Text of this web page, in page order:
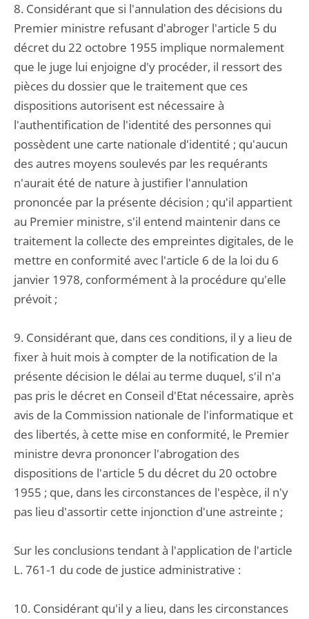
8. Considérant que si l'annulation des décisions du
Premier ministre refusant d'abroger l'article 5 du
décret du 22 octobre 1955 implique normalement
que le juge lui enjoigne d'y procéder, il ressort des
pièces du dossier que le traitement que ces
dispositions autorisent est nécessaire à
l'authentification de l'identité des personnes qui
possèdent une carte nationale d'identité ; qu'aucun
des autres moyens soulevés par les requérants
n'aurait été de nature à justifier l'annulation
prononcée par la présente décision ; qu'il appartient
au Premier ministre, s'il entend maintenir dans ce
traitement la collecte des empreintes digitales, de le
mettre en conformité avec l'article 6 de la loi du 6
janvier 1978, conformément à la procédure qu'elle
prévoit ;
9. Considérant que, dans ces conditions, il y a lieu de
fixer à huit mois à compter de la notification de la
présente décision le délai au terme duquel, s'il n'a
pas pris le décret en Conseil d'Etat nécessaire, après
avis de la Commission nationale de l'informatique et
des libertés, à cette mise en conformité, le Premier
ministre devra prononcer l'abrogation des
dispositions de l'article 5 du décret du 20 octobre
1955 ; que, dans les circonstances de l'espèce, il n'y
pas lieu d'assortir cette injonction d'une astreinte ;
Sur les conclusions tendant à l'application de l'article
L. 761-1 du code de justice administrative :
10. Considérant qu'il y a lieu, dans les circonstances